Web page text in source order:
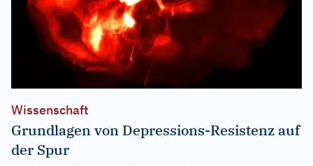
Wissenschaft
Grundlagen von Depressions-Resistenz auf
der Spur